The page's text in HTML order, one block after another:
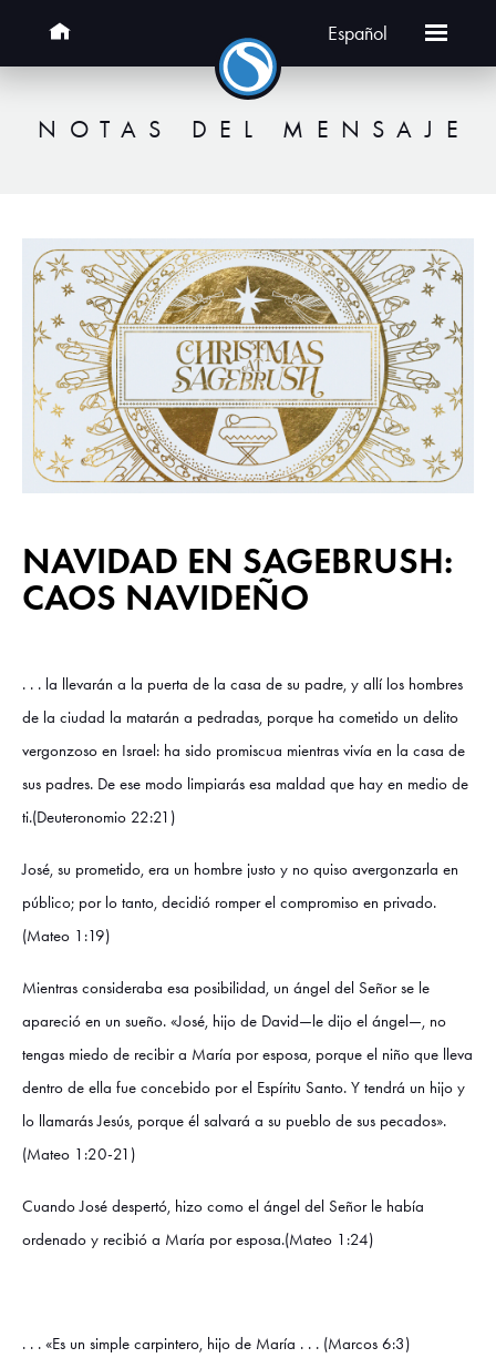
Español
NOTAS DEL MENSAJE
NAVIDAD EN SAGEBRUSH:
CAOS NAVIDEÑO
. . . la llevarán a la puerta de la casa de su padre, y allí los hombres
de la ciudad la matarán a pedradas, porque ha cometido un delito
vergonzoso en Israel: ha sido promiscua mientras vivía en la casa de
sus padres. De ese modo limpiarás esa maldad que hay en medio de
ti.(Deuteronomio 22:21)
José, su prometido, era un hombre justo y no quiso avergonzarla en
público; por lo tanto, decidió romper el compromiso en privado.
(Mateo 1:19)
Mientras consideraba esa posibilidad, un ángel del Señor se le
apareció en un sueño. «José, hijo de David—le dijo el ángel—, no
tengas miedo de recibir a María por esposa, porque el niño que lleva
dentro de ella fue concebido por el Espíritu Santo. Y tendrá un hijo y
lo llamarás Jesús, porque él salvará a su pueblo de sus pecados».
(Mateo 1:20-21)
Cuando José despertó, hizo como el ángel del Señor le había
ordenado y recibió a María por esposa.(Mateo 1:24)
. . . «Es un simple carpintero, hijo de María . . . (Marcos 6:3)